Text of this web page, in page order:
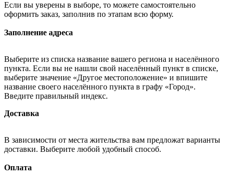
Если вы уверены в выборе, то можете самостоятельно
оформить заказ, заполнив по этапам всю форму.
Заполнение адреса
Выберите из списка название вашего региона и населённого
пункта. Если вы не нашли свой населённый пункт в списке,
выберите значение «Другое местоположение» и впишите
название своего населённого пункта в графу «Город».
Введите правильный индекс.
Доставка
В зависимости от места жительства вам предложат варианты
доставки. Выберите любой удобный способ.
Оплата